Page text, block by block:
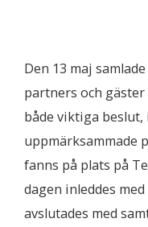
Den 13 maj
partners och
både viktiga
uppmärksammade
fanns på plats på
dagen inleddes
avslutades med